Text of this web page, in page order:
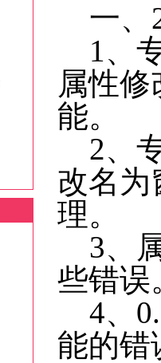
一、
1、
属性
能。
2、
改名为
理。
3、
些错误
4、
能的错